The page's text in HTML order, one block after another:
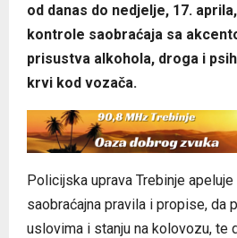
od danas do nedjelje, 17.
kontrole saobraćaja sa
prisustva alkohola, droga i
krvi kod vozača.
Policijska uprava Trebinje
saobraćajna pravila i propise, da
uslovima i stanju na kolovozu, te